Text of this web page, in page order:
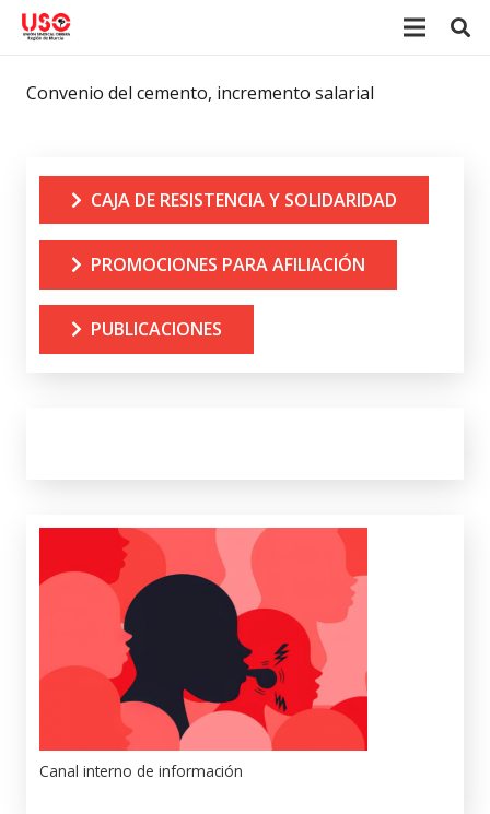
Convenio del cemento, incremento salarial
CAJA DE RESISTENCIA Y SOLIDARIDAD
PROMOCIONES PARA AFILIACIÓN
PUBLICACIONES
Canal interno de información